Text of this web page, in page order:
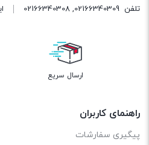
تلفن 02166340309
,
02166340308
ارسال سریع
راهنمای کاربران
پیگیری سفارشات